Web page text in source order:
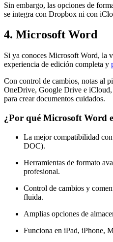
Sin embargo, las opciones de
se integra con Dropbox ni con
4. Microsoft Word
Si ya conoces Microsoft Word, la
experiencia de edición completa y
Con control de cambios, notas al
OneDrive, Google Drive e iCloud,
para crear documentos cuidados.
¿Por qué Microsoft Word
La mejor compatibilidad
DOC).
Herramientas de formato
profesional.
Control de cambios y
fluida.
Amplias opciones de
Funciona en iPad, iPhone,